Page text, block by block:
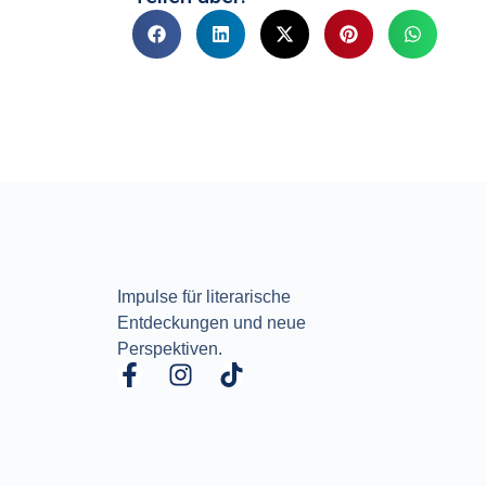
Impulse für literarische
Entdeckungen und neue
Perspektiven.
F
a
I
n
T
i